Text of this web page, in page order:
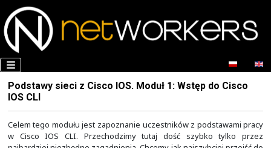
Podstawy sieci z Cisco IOS. Moduł 1: Wstęp
IOS CLI